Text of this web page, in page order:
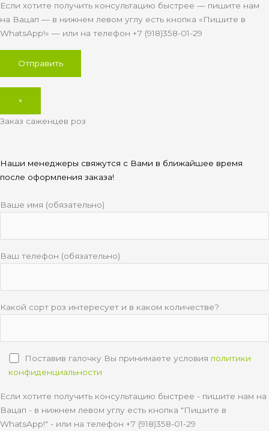
Если хотите получить консультацию быстрее — пишите нам
на Вацап — в нижнем левом углу есть кнопка «Пишите в
WhatsApp!» — или на телефон +7 (918)358-01-29
×
Заказ саженцев роз
Наши менеджеры свяжутся с Вами в ближайшее время
после оформления заказа!
Ваше имя (обязательно)
Ваш телефон (обязательно)
Какой сорт роз интересует и в каком количестве?
Поставив галочку Вы принимаете условия политики
конфиденциальности
Если хотите получить консультацию быстрее - пишите нам на
Вацап - в нижнем левом углу есть кнопка "Пишите в
WhatsApp!" - или на телефон +7 (918)358-01-29